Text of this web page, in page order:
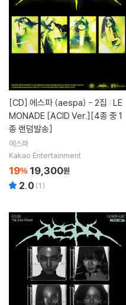
[CD] 에스파 (aespa) - 2집 : LE
MONADE [ACID Ver.][4종 중 1
종 랜덤발송]
에스파
Kakao Entertainment
19% 19,300원
2.0 (1)